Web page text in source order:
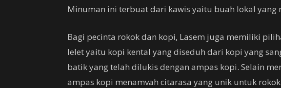
Minuman ini terbuat dari kawis yaitu buah lokal yang
Bagi pecinta rokok dan kopi, Lasem juga memiliki
lelet yaitu kopi kental yang diseduh dari kopi yang
batik yang telah dilukis dengan ampas kopi. Selain
ampas kopi menamvah citarasa yang unik untuk